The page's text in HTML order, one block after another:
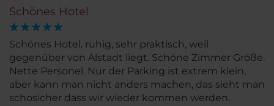
Schönes Hotel
Schönes Hotel. ruhig, sehr praktisch, weil
gegenüber von Alstadt liegt. Schöne Zimmer Größe.
Nette Personel. Nur der Parking ist extrem klein,
aber kann man nicht anders machen, das sieht man
schosicher dass wir wieder kommen werden.